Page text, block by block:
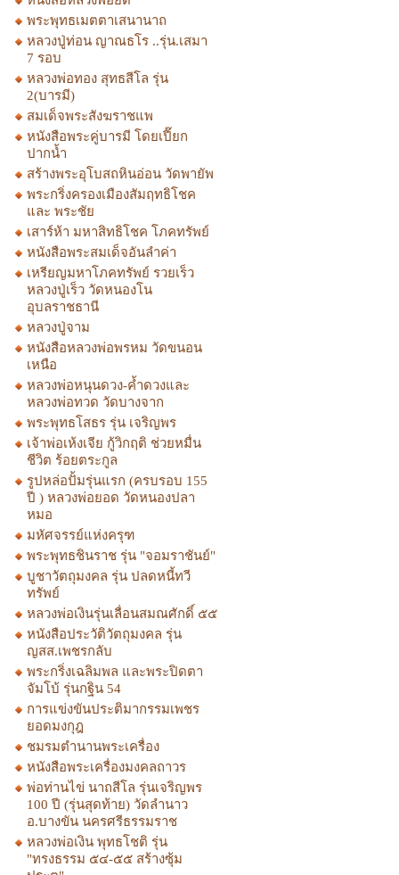
พระพุทธเมตตาเสนานาถ
หลวงปู่ท่อน ญาณธโร ..รุ่น.เสมา
7 รอบ
หลวงพ่อทอง สุทธสีโล รุ่น
2(บารมี)
สมเด็จพระสังฆราชแพ
หนังสือพระคู่บารมี โดยเปี๊ยก
ปากน้ำ
สร้างพระอุโบสถหินอ่อน วัดพายัพ
พระกริ่งครองเมืองสัมฤทธิโชค
และ พระชัย
เสาร์ห้า มหาสิทธิโชค โภคทรัพย์
หนังสือพระสมเด็จอันลำค่า
เหรียญมหาโภคทรัพย์ รวยเร็ว
หลวงปู่เร็ว วัดหนองโน
อุบลราชธานี
หลวงปู่จาม
หนังสือหลวงพ่อพรหม วัดขนอน
เหนือ
หลวงพ่อหนุนดวง-ค้ำดวงและ
หลวงพ่อทวด วัดบางจาก
พระพุทธโสธร รุ่น เจริญพร
เจ้าพ่อเห้งเจีย กู้วิกฤติ ช่วยหมื่น
ชีวิต ร้อยตระกูล
รูปหล่อปั้มรุ่นแรก (ครบรอบ 155
ปี ) หลวงพ่อยอด วัดหนองปลา
หมอ
มหัศจรรย์แห่งครุฑ
พระพุทธชินราช รุ่น "จอมราชันย์"
บูชาวัตถุมงคล รุ่น ปลดหนี้ทวี
ทรัพย์
หลวงพ่อเงินรุ่นเลื่อนสมณศักดิ์ ๕๕
หนังสือประวัติวัตถุมงคล รุ่น
ญสส.เพชรกลับ
พระกริ่งเฉลิมพล และพระปิดตา
จัมโบ้ รุ่นกฐิน 54
การแข่งขันประติมากรรมเพชร
ยอดมงกุฎ
ชมรมตำนานพระเครื่อง
หนังสือพระเครื่องมงคลถาวร
พ่อท่านไข่ นาถสีโล รุ่นเจริญพร
100 ปี (รุ่นสุดท้าย) วัดลำนาว
อ.บางขัน นครศรีธรรมราช
หลวงพ่อเงิน พุทธโชติ รุ่น
"ทรงธรรม ๕๔-๕๕ สร้างซุ้ม